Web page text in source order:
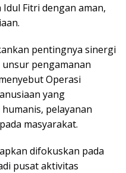
Fitri dengan aman,
pentingnya sinergi
pengamanan
Operasi
yang
pelayanan
masyarakat.
difokuskan pada
pusat aktivitas